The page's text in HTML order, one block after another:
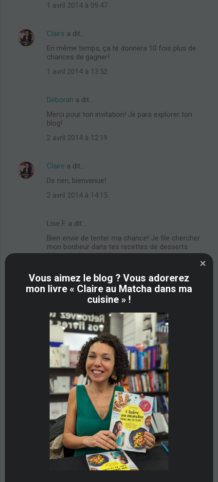
1 avril 2014 à 09:47
Claire a dit…
En même temps, ça te donnera 10 fois plus de
chances de gagner!
1 avril 2014 à 13:52
Déborah a dit…
Merci pour ton invitation! Je pars explorer ton
blog!
2 avril 2014 à 12:19
Claire a dit…
De rien, bienvenue!
2 avril 2014 à 14:15
Lise F. a dit…
Bien envie de tenter ma chance! Je file chercher
mon bonheur dans tes recettes de desserts
(chocolatés si déjà!)
Christelle / Il était une fois la pâtisserie
Ah super !! Je vais essayer de trouver le temps
^^
3 avril 2014 à 14:43
Clairea dit…
Lise et Christelle, j'ai hâte de voir ça :)!
3 avril 2014 à 16:54
Delphine geek
a dit…
Ton concours me tente carrément ! Mais
n'ayant pas de compte facebook rattaché à
mon blog cela semble difficile de gagner lol.
Mais participer c'est déjà bien il parait ^^ ! Je
vais fouiner un peu sur ton jolie blog !
Vous aimez le blog ? Vous adorerez
mon livre « Claire au Matcha dans ma
cuisine » !